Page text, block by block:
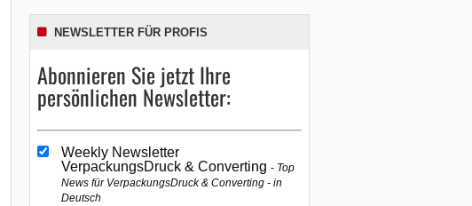
NEWSLETTER FÜR PROFIS
Abonnieren Sie jetzt Ihre
persönlichen Newsletter:
Weekly Newsletter
VerpackungsDruck & Converting Top
News für VerpackungsDruck & Converting - in
Deutsch